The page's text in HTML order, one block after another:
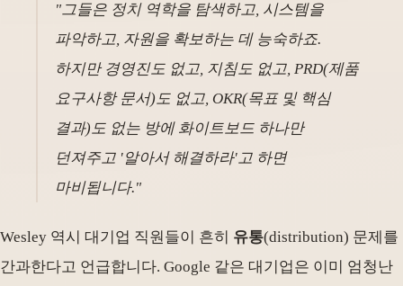
"그들은 정치 역학을 탐색하고, 시스템을
파악하고, 자원을 확보하는 데 능숙하죠.
하지만 경영진도 없고, 지침도 없고, PRD(제품
요구사항 문서)도 없고, OKR(목표 및 핵심
결과)도 없는 방에 화이트보드 하나만
던져주고 '알아서 해결하라'고 하면
마비됩니다."
Wesley 역시 대기업 직원들이 흔히 유통(distribution) 문제를
간과한다고 언급합니다. Google 같은 대기업은 이미 엄청난